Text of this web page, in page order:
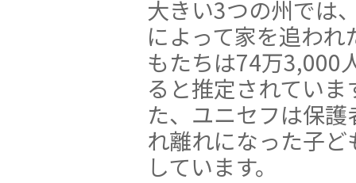
大きい3つの州では
によって家を追われ
もたちは74万3,000
ると推定されていま
た、ユニセフは保護
れ離れになった子
しています。